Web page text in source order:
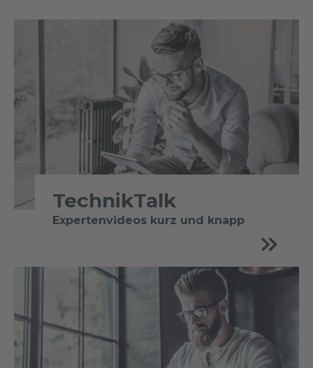
TechnikTalk
Expertenvideos kurz und knapp